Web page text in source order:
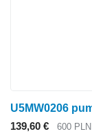
139,60 € 600 PLN